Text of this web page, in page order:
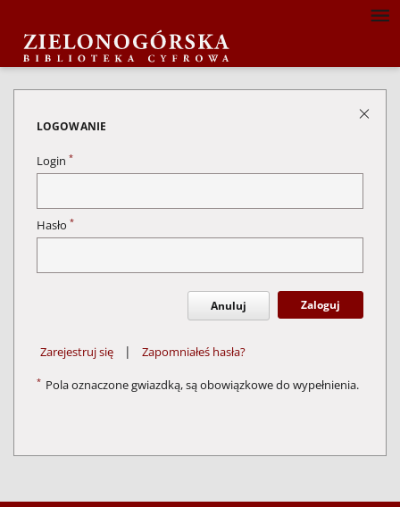
LOGOWANIE
Login *
Hasło *
Anuluj Zaloguj
Zarejestruj się | Zapomniałeś hasła?
* Pola oznaczone gwiazdką, są obowiązkowe do wypełnienia.